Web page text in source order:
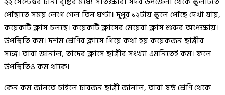
পৌঁছাতে সময় লেগে গেল তিন ঘণ্টা। দুপুর ১২টায় স্কুলে পৌঁছে দেখা যায়,
কয়েকটি ক্লাস চলছে। কয়েকটি ক্লাসের মেয়েরা ক্লাস শুরুর অপেক্ষায়।
উপস্থিতি কম। দশম শ্রেণির ক্লাসে গিয়ে কথা হয় কয়েকজন ছাত্রীর
সঙ্গে। তারা জানাল, তাদের ক্লাসে ছাত্রীর সংখ্যা এমনিতেই কম। ফলে
উপস্থিতিও কম থাকে।
কেন কম জানতে চাইলে চারজন ছাত্রী জানাল, তারা ষষ্ঠ শ্রেণি থেকে